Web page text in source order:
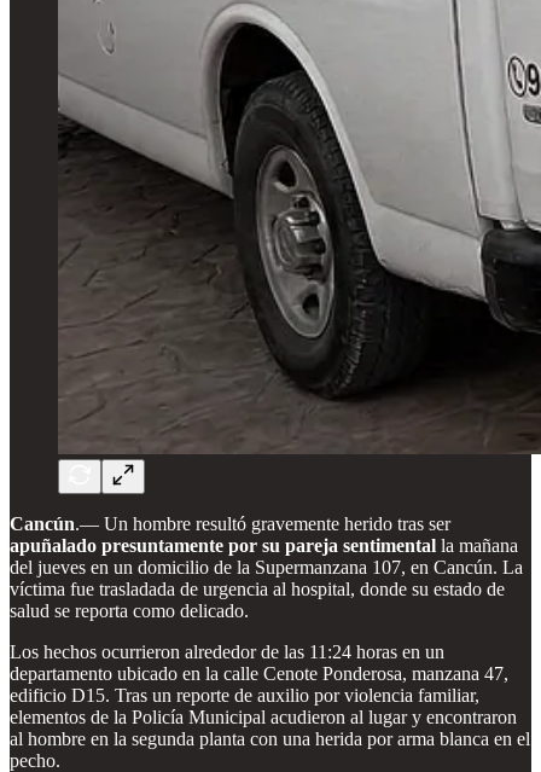
Cancún.— Un hombre resultó gravemente herido tras ser
apuñalado presuntamente por su pareja sentimental la mañana
del jueves en un domicilio de la Supermanzana 107, en Cancún. La
víctima fue trasladada de urgencia al hospital, donde su estado de
salud se reporta como delicado.
Los hechos ocurrieron alrededor de las 11:24 horas en un
departamento ubicado en la calle Cenote Ponderosa, manzana 47,
edificio D15. Tras un reporte de auxilio por violencia familiar,
elementos de la Policía Municipal acudieron al lugar y encontraron
al hombre en la segunda planta con una herida por arma blanca en el
pecho.